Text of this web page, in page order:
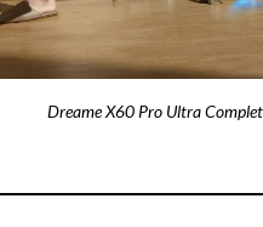
Dreame X60 Pro Ultra